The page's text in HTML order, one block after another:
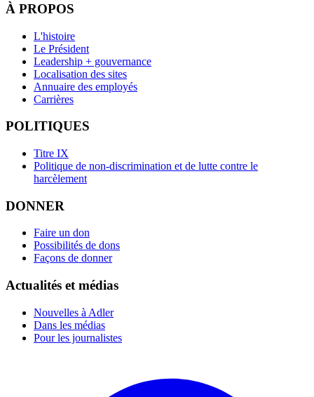
À PROPOS
L'histoire
Le Président
Leadership + gouvernance
Localisation des sites
Annuaire des employés
Carrières
POLITIQUES
Titre IX
Politique de non-discrimination et de lutte contre le
harcèlement
DONNER
Faire un don
Possibilités de dons
Façons de donner
Actualités et médias
Nouvelles à Adler
Dans les médias
Pour les journalistes